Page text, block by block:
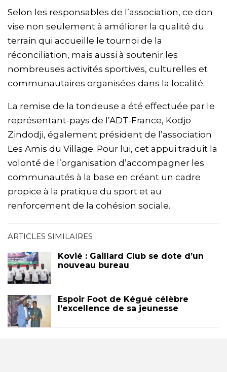
Selon les responsables de l’association, ce don
vise non seulement à améliorer la qualité du
terrain qui accueille le tournoi de la
réconciliation, mais aussi à soutenir les
nombreuses activités sportives, culturelles et
communautaires organisées dans la localité.
La remise de la tondeuse a été effectuée par le
représentant-pays de l’ADT-France, Kodjo
Zindodji, également président de l’association
Les Amis du Village. Pour lui, cet appui traduit la
volonté de l’organisation d’accompagner les
communautés à la base en créant un cadre
propice à la pratique du sport et au
renforcement de la cohésion sociale.
ARTICLES SIMILAIRES
Kovié : Gaillard Club se dote d’un
nouveau bureau
Espoir Foot de Kégué célèbre
l’excellence de sa jeunesse